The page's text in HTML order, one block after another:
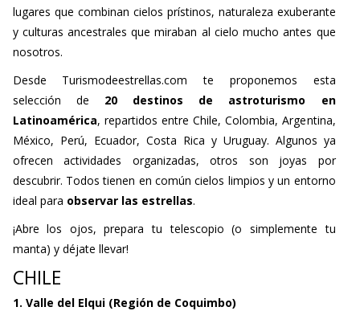
lugares que combinan cielos prístinos, naturaleza exuberante
y culturas ancestrales que miraban al cielo mucho antes que
nosotros.
Desde Turismodeestrellas.com te proponemos esta
selección de 20 destinos de astroturismo en
Latinoamérica, repartidos entre Chile, Colombia, Argentina,
México, Perú, Ecuador, Costa Rica y Uruguay. Algunos ya
ofrecen actividades organizadas, otros son joyas por
descubrir. Todos tienen en común cielos limpios y un entorno
ideal para observar las estrellas.
¡Abre los ojos, prepara tu telescopio (o simplemente tu
manta) y déjate llevar!
CHILE
1. Valle del Elqui (Región de Coquimbo)